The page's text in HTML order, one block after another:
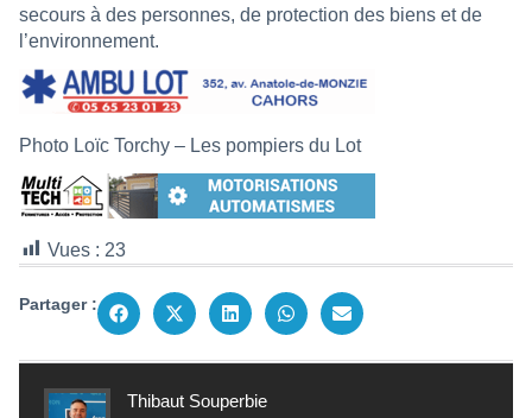
secours à des personnes, de protection des biens et de
l’environnement.
Photo Loïc Torchy – Les pompiers du Lot
Vues : 23
Partager :
Thibaut Souperbie